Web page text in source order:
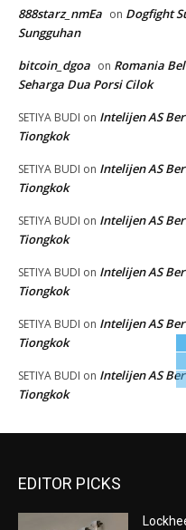
888starz_nmEa on Dogfight
Sungguhan
bitcoin_dgoa on Romania
Seharga Dua Porsi Cilok
SETIYA BUDI on Intelijen AS
Tiongkok
SETIYA BUDI on Intelijen AS
Tiongkok
SETIYA BUDI on Intelijen AS
Tiongkok
SETIYA BUDI on Intelijen AS
Tiongkok
SETIYA BUDI on Intelijen AS
Tiongkok
SETIYA BUDI on Intelijen AS
Tiongkok
EDITOR PICKS